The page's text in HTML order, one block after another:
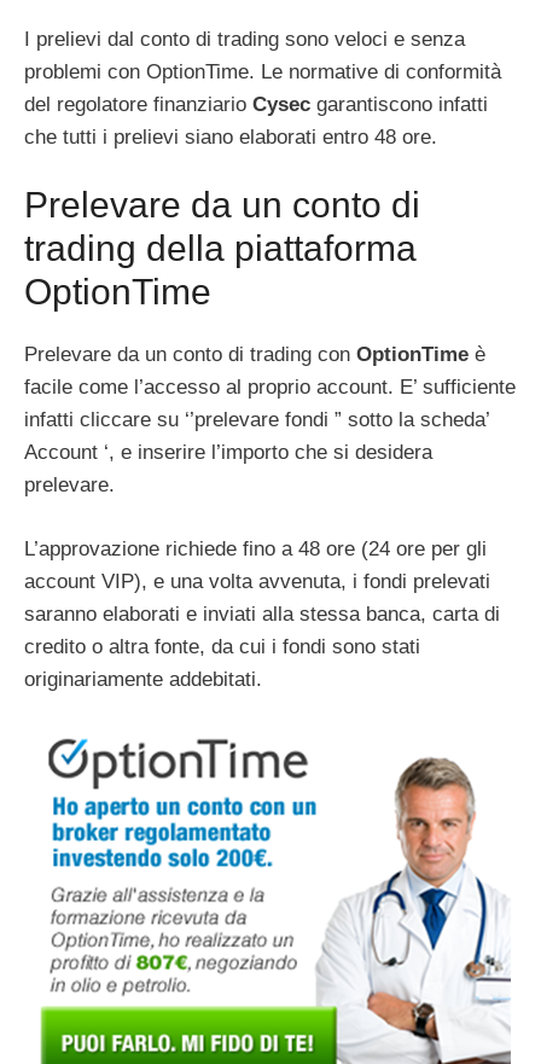
I prelievi dal conto di trading sono veloci e senza
problemi con OptionTime. Le normative di conformità
del regolatore finanziario Cysec garantiscono infatti
che tutti i prelievi siano elaborati entro 48 ore.
Prelevare da un conto di
trading della piattaforma
OptionTime
Prelevare da un conto di trading con OptionTime è
facile come l’accesso al proprio account. E’ sufficiente
infatti cliccare su ‘’prelevare fondi ” sotto la scheda’
Account ‘, e inserire l’importo che si desidera
prelevare.
L’approvazione richiede fino a 48 ore (24 ore per gli
account VIP), e una volta avvenuta, i fondi prelevati
saranno elaborati e inviati alla stessa banca, carta di
credito o altra fonte, da cui i fondi sono stati
originariamente addebitati.